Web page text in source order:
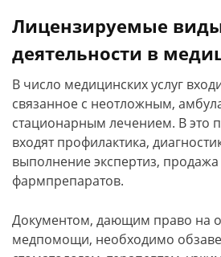
Лицензируемые
деятельности в
В число медицинских услуг
связанное с неотложным,
стационарным лечением. В это
входят профилактика,
выполнение экспертиз,
фармпрепаратов.
Документом, дающим право на
медпомощи, необходимо